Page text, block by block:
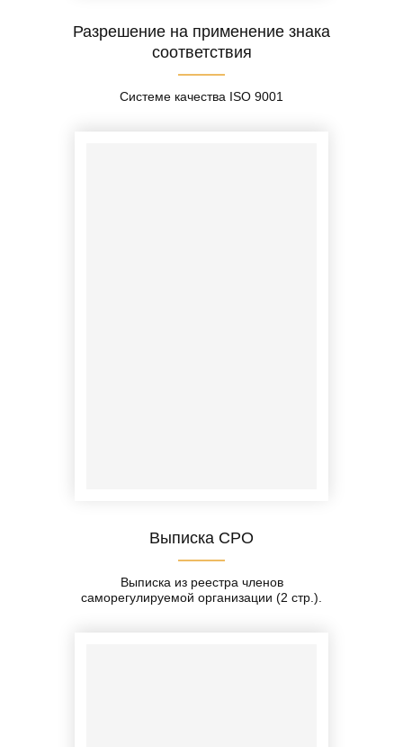
Разрешение на применение знака
соответствия
Системе качества ISO 9001
Выписка СРО
Выписка из реестра членов
саморегулируемой организации (2 стр.).